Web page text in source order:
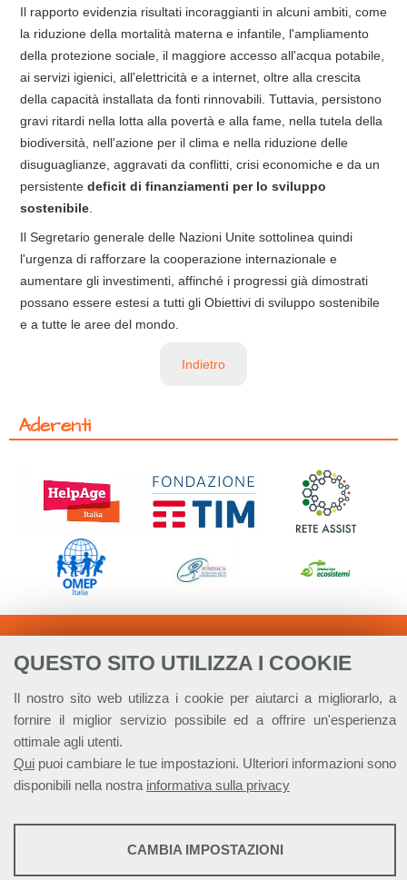
QUESTO SITO UTILIZZA I COOKIE
Il nostro sito web utilizza i cookie per aiutarci a migliorarlo, a
fornire il miglior servizio possibile ed a offrire un'esperienza
ottimale agli utenti.
Qui puoi cambiare le tue impostazioni. Ulteriori informazioni sono
disponibili nella nostra informativa sulla privacy
STATISTICHE
CAMBIA IMPOSTAZIONI
Il rapporto evidenzia risultati incoraggianti in alcuni ambiti, come
la riduzione della mortalità materna e infantile, l'ampliamento
della protezione sociale, il maggiore accesso all'acqua potabile,
ai servizi igienici, all'elettricità e a internet, oltre alla crescita
della capacità installata da fonti rinnovabili. Tuttavia, persistono
gravi ritardi nella lotta alla povertà e alla fame, nella tutela della
biodiversità, nell'azione per il clima e nella riduzione delle
disuguaglianze, aggravati da conflitti, crisi economiche e da un
persistente deficit di finanziamenti per lo sviluppo
sostenibile
Il Segretario generale delle Nazioni Unite sottolinea quindi
l'urgenza di rafforzare la cooperazione internazionale e
aumentare gli investimenti, affinché i progressi già dimostrati
possano essere estesi a tutti gli Obiettivi di sviluppo sostenibile
e a tutte le aree del mondo.
Indietro
Aderenti
Alleanza Italiana per lo Sviluppo Sostenibile - ASviS
Via Farini 17, 00185 Roma C.F. 97893090585 P.IVA 14610671001